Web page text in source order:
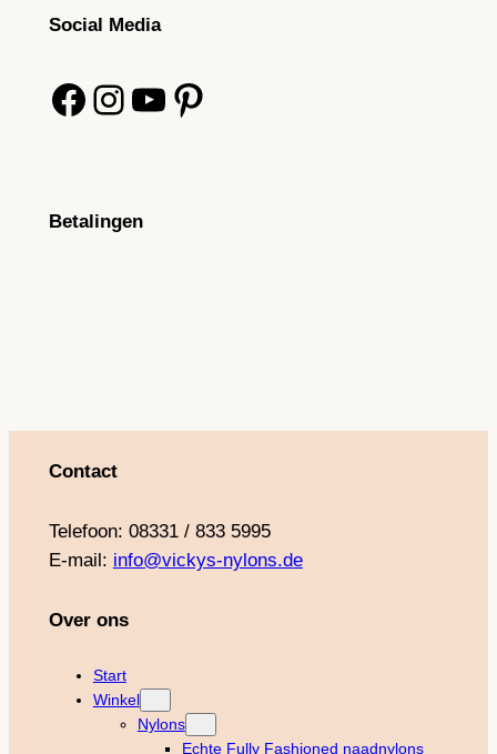
Social Media
Facebook Instagram YouTube Pinterest
Betalingen
Contact
Telefoon: 08331 / 833 5995
E-mail: info@vickys-nylons.de
Over ons
Start
Winkel
Nylons
Echte Fully Fashioned naadnylons